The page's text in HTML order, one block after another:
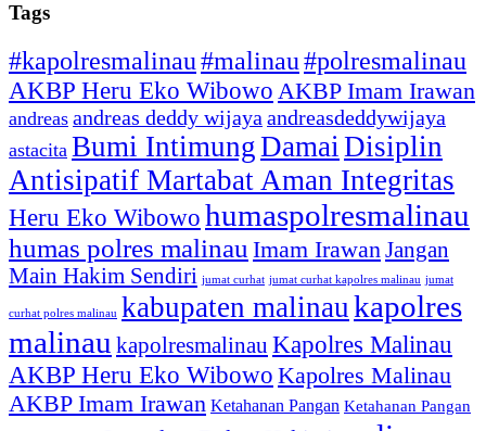
Tags
#kapolresmalinau#malinau#polresmalinau
AKBP Heru Eko Wibowo AKBP Imam Irawan
andreas andreas deddy wijaya andreasdeddywijaya
astacita Bumi IntimungDamaiDisiplin
Antisipatif Martabat Aman Integritas
Heru Eko Wibowohumaspolresmalinau
humas polres malinau Imam IrawanJangan
Main Hakim Sendiri jumat curhat jumat curhat kapolres malinau jumat
curhat polres malinau kabupaten malinaukapolres
malinau kapolresmalinau Kapolres Malinau
AKBP Heru Eko Wibowo Kapolres Malinau
AKBP Imam Irawan Ketahanan Pangan Ketahanan Pangan